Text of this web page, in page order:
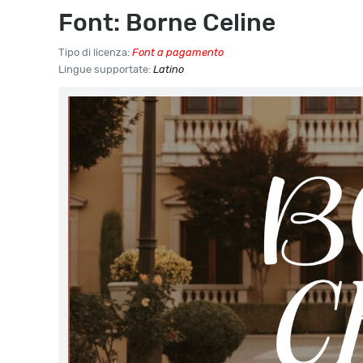
Font: Borne Celine
Tipo di licenza: Font a pagamento
Lingue supportate: Latino